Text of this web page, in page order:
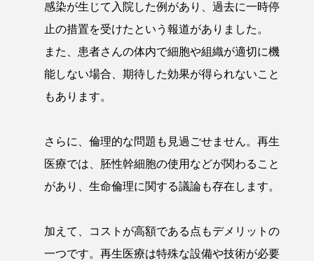
感染が生じて入院した例があり、過去に一時停
止の措置を受けたという報道がありました。
また、患者さんの体内で細胞や組織が適切に機
能しない場合、期待した効果が得られないこと
もあります。
さらに、倫理的な問題も見過ごせません。再生
医療では、胚性幹細胞の使用などが関わること
があり、生命倫理に関する議論も存在します。
加えて、コストが高額である点もデメリットの
一つです。再生医療は特殊な設備や技術が必要